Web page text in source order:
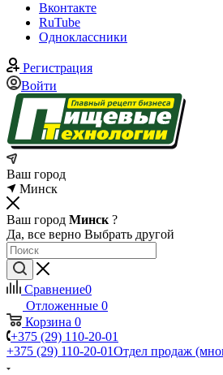
Вконтакте
RuTube
Одноклассники
Регистрация
Войти
Ваш город
Минск
Ваш город Минск ?
Да, все верно Выбрать другой
Сравнение0
Отложенные 0
Корзина 0
+375 (29) 110-20-01
+375 (29) 110-20-01Отдел продаж